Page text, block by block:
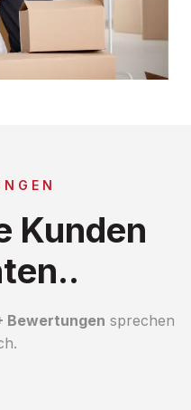
Kunden
Bewertungen sprechen